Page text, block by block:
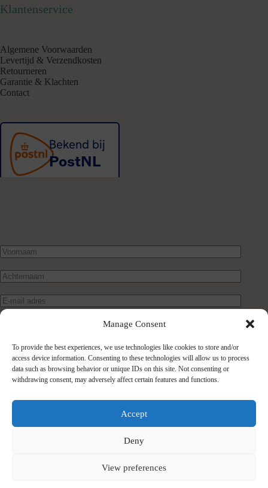
Manage Consent
To provide the best experiences, we use technologies like cookies to store and/or
access device information. Consenting to these technologies will allow us to process
data such as browsing behavior or unique IDs on this site. Not consenting or
withdrawing consent, may adversely affect certain features and functions.
Accept
Deny
View preferences
Klantenservice
Algemene Voorwaarden
Levertijd & Verzendkosten
Retourneren
Garantie & Klachten
Contact